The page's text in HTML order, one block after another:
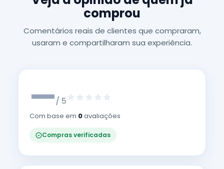
comprou
Comentários reais de clientes que compraram,
usaram e compartilharam sua experiência.
—/ 5
Com base em 0avaliações
Compras verificadas